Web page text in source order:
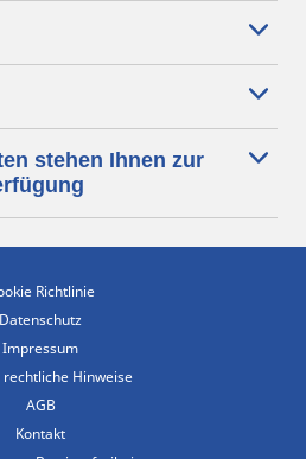
stehen Ihnen zur
Richtlinie
Datenschutz
Impressum
Hinweise
AGB
Kontakt